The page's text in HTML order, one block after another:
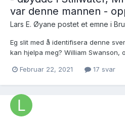
var denne mannen -
Lars E. Øyane postet et emne i
Eg slit med å identifisera denne
kan hjelpa meg? William Swanson,
gongar - første gongen 19.9.1916 i
Februar 22, 2021 17 svar